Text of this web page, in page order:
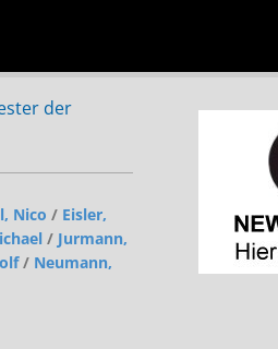
der
Nico / Eisler,
/ Jurmann,
/ Neumann,